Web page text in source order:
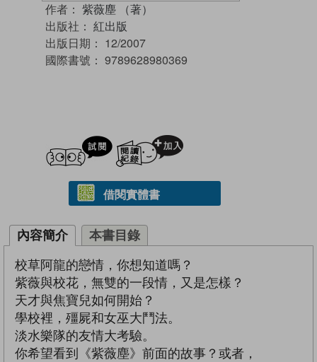
作者： 紫薇塵 （著）
出版社： 紅出版
出版日期： 12/2007
國際書號： 9789628980369
試閲
借閱實體書
內容簡介 本書目錄
校草阿龍的戀情，你想知道嗎？
紫薇與校花，無雙的一段情，又是怎樣？
天才與焦寶兒如何開始？
學校裡，殭屍和女巫大鬥法。
淡水樂隊的友情大考驗。
你希望看到《紫薇塵》前面的故事？或者，